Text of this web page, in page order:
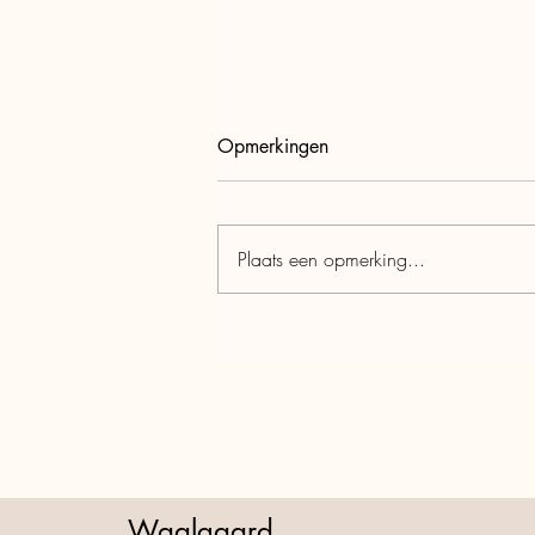
Een week later...
Opmerkingen
Plaats een opmerking...